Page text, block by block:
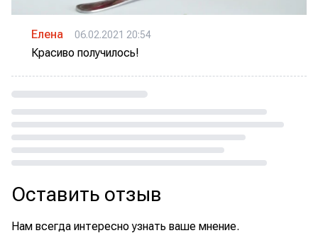
Елена 06.02.2021 20:54
Красиво получилось!
Оставить отзыв
Нам всегда интересно узнать ваше мнение.